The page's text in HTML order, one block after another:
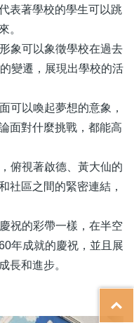
表著學校的學生可以跳
。
象可以象徵學校在過去
變遷，展現出學校的活
可以喚起夢想的意象，
面對什麼挑戰，都能高
俯視著啟德、黃大仙的
社區之間的緊密連結，
祝的彩帶一樣，在半空
年成就的慶祝，並且展
長和進步。